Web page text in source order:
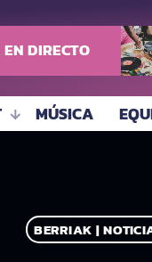
DIRECTO
MÚSICA
BERRIAK |